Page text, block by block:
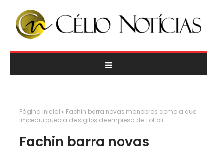
Página inicial
Fachin barra novas manobras como a que
impediu quebra de sigilos de empresa de Toffoli
Fachin barra novas